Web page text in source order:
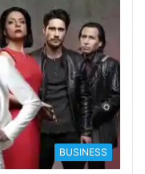
BUSINESS